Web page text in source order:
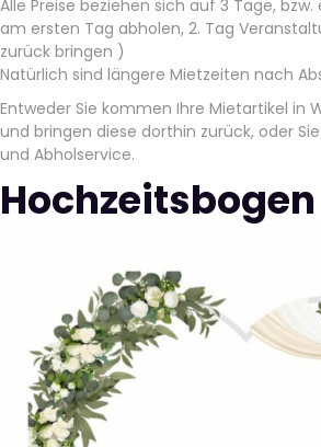
Alle Preise beziehen sich auf 3 Tage,
am ersten Tag abholen, 2. Tag
zurück bringen )
Natürlich sind längere Mietzeiten nach
Entweder Sie kommen Ihre Mietartikel in
und bringen diese dorthin zurück, oder
und Abholservice.
Hochzeitsbogen